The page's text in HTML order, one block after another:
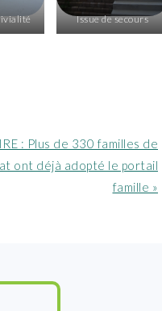
Issue de secours
: Plus de 330 familles de
ont déjà adopté le portail
famille »